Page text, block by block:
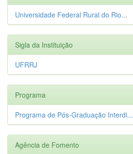
Universidade Federal Rural do Rio...
Sigla da Instituição
UFRRJ
Programa
Programa de Pós-Graduação Interdi...
Agência de Fomento